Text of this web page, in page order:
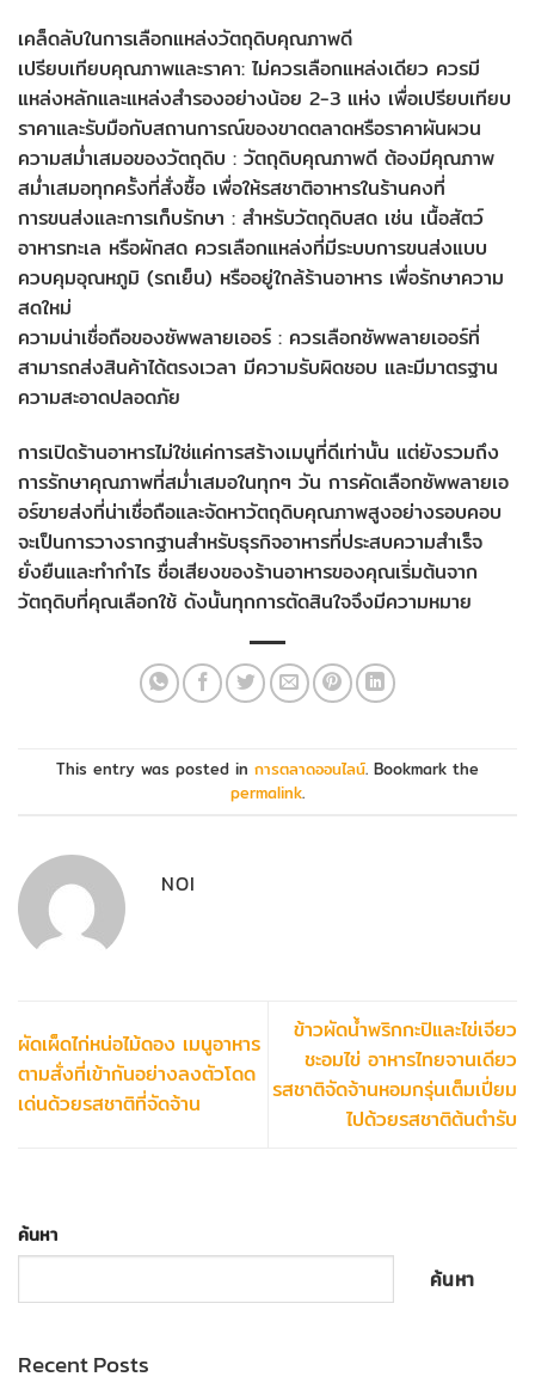
เคล็ดลับในการเลือกแหล่งวัตถุดิบคุณภาพดี
เปรียบเทียบคุณภาพและราคา: ไม่ควรเลือกแหล่งเดียว ควรมี
แหล่งหลักและแหล่งสำรองอย่างน้อย 2-3 แห่ง เพื่อเปรียบเทียบ
ราคาและรับมือกับสถานการณ์ของขาดตลาดหรือราคาผันผวน
ความสม่ำเสมอของวัตถุดิบ : วัตถุดิบคุณภาพดี ต้องมีคุณภาพ
สม่ำเสมอทุกครั้งที่สั่งซื้อ เพื่อให้รสชาติอาหารในร้านคงที่
การขนส่งและการเก็บรักษา : สำหรับวัตถุดิบสด เช่น เนื้อสัตว์
อาหารทะเล หรือผักสด ควรเลือกแหล่งที่มีระบบการขนส่งแบบ
ควบคุมอุณหภูมิ (รถเย็น) หรืออยู่ใกล้ร้านอาหาร เพื่อรักษาความ
สดใหม่
ความน่าเชื่อถือของซัพพลายเออร์ : ควรเลือกซัพพลายเออร์ที่
สามารถส่งสินค้าได้ตรงเวลา มีความรับผิดชอบ และมีมาตรฐาน
ความสะอาดปลอดภัย
การเปิดร้านอาหารไม่ใช่แค่การสร้างเมนูที่ดีเท่านั้น แต่ยังรวมถึง
การรักษาคุณภาพที่สม่ำเสมอในทุกๆ วัน การคัดเลือกซัพพลายเอ
อร์ขายส่งที่น่าเชื่อถือและจัดหาวัตถุดิบคุณภาพสูงอย่างรอบคอบ
จะเป็นการวางรากฐานสำหรับธุรกิจอาหารที่ประสบความสำเร็จ
ยั่งยืนและทำกำไร ชื่อเสียงของร้านอาหารของคุณเริ่มต้นจาก
วัตถุดิบที่คุณเลือกใช้ ดังนั้นทุกการตัดสินใจจึงมีความหมาย
This entry was posted in การตลาดออนไลน์. Bookmark the
permalink.
NOI
ผัดเผ็ดไก่หน่อไม้ดอง เมนูอาหาร
ตามสั่งที่เข้ากันอย่างลงตัวโดด
เด่นด้วยรสชาติที่จัดจ้าน
ข้าวผัดน้ำพริกกะปิและไข่เจียว
ชะอมไข่ อาหารไทยจานเดียว
รสชาติจัดจ้านหอมกรุ่นเต็มเปี่ยม
ไปด้วยรสชาติต้นตำรับ
ค้นหา
ค้นหา
Recent Posts